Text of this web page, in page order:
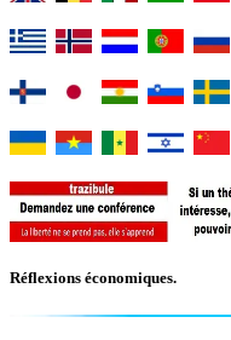
Réflexions économiques.